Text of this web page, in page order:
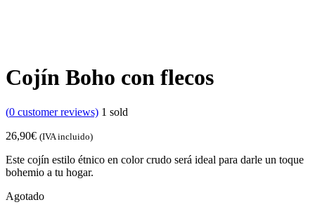
Cojín Boho con flecos
(0 customer reviews) 1 sold
26,90€ (IVA incluido)
Este cojín estilo étnico en color crudo será ideal para darle un toque
bohemio a tu hogar.
Agotado